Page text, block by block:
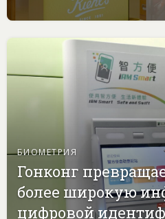
БИОМЕТРИЯ
Гонконг
более широкую
цифровой